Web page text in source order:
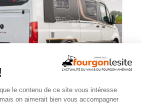
: un fourgon Mercedes
à aucun autre